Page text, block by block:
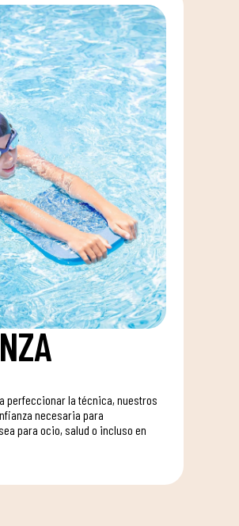
perfeccionar la técnica, nuestros
necesaria para
para ocio, salud o incluso en